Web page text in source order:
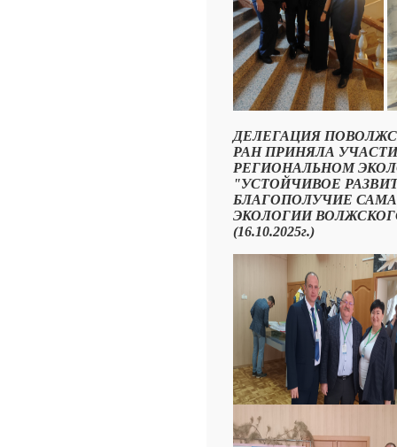
ДЕЛЕГАЦИЯ
РАН ПРИНЯЛА
РЕГИОНАЛЬНОМ
"УСТОЙЧИВОЕ
БЛАГОПОЛУЧИЕ
ЭКОЛОГИИ
(16.10.2025г.)